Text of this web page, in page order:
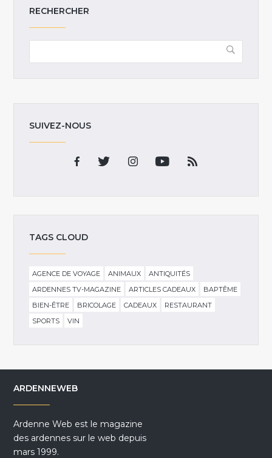
RECHERCHER
SUIVEZ-NOUS
TAGS CLOUD
AGENCE DE VOYAGE ANIMAUX
ANTIQUITÉS
ARDENNES TV-MAGAZINE
ARTICLES CADEAUX
BAPTÊME
BIEN-ÊTRE
BRICOLAGE CADEAUX
RESTAURANT
SPORTS
VIN
ARDENNEWEB
Ardenne Web est le magazine
des ardennes sur le web depuis
mars 1999.